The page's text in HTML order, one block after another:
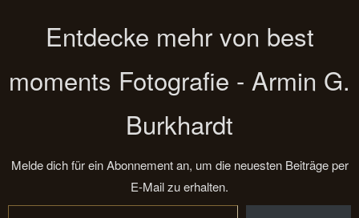
Entdecke mehr von best
moments Fotografie - Armin G.
Burkhardt
Melde dich für ein Abonnement an, um die neuesten Beiträge per
E-Mail zu erhalten.
Gib deine E-Mail-Adresse ein ...